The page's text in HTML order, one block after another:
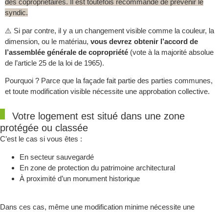
des copropriétaires. Il est toutefois recommandé de prévenir le
syndic.
⚠️ Si par contre, il y a un changement visible comme la couleur, la
dimension, ou le matériau, vous devrez obtenir l’accord de
l’assemblée générale de copropriété (vote à la majorité absolue
de l’article 25 de la loi de 1965).
Pourquoi ? Parce que la façade fait partie des parties communes,
et toute modification visible nécessite une approbation collective.
Votre logement est situé dans une zone
protégée ou classée
C’est le cas si vous êtes :
En secteur sauvegardé
En zone de protection du patrimoine architectural
À proximité d’un monument historique
Dans ces cas, même une modification minime nécessite une